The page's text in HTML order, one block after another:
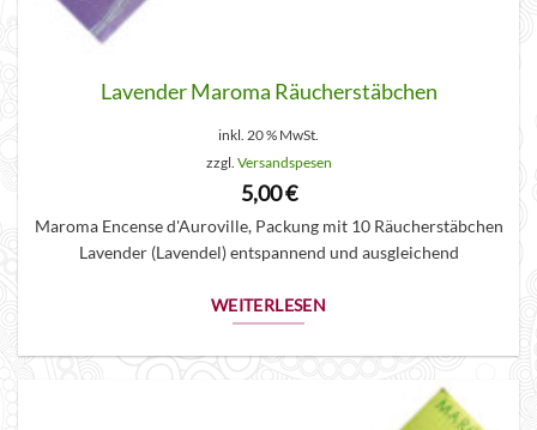
Lavender Maroma Räucherstäbchen
inkl. 20 % MwSt.
zzgl. Versandspesen
5,00€
Maroma Encense d'Auroville, Packung mit 10 Räucherstäbchen
Lavender (Lavendel) entspannend und ausgleichend
WEITERLESEN